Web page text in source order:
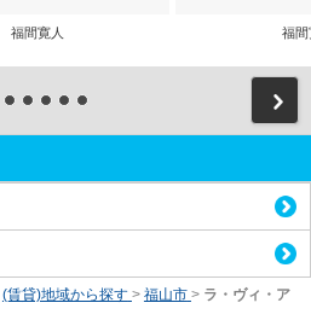
福間寛人 福間
(賃貸)地域から探す > 福山市 > ラ・ヴィ・ア